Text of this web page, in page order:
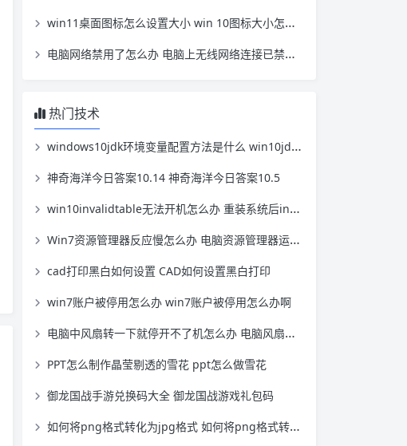
win11桌面图标怎么设置大小 win 10图标大小怎么设置
电脑网络禁用了怎么办 电脑上无线网络连接已禁用怎么办
热门技术
windows10jdk环境变量配置方法是什么 win10jdk环境变量配置教程
神奇海洋今日答案10.14 神奇海洋今日答案10.5
win10invalidtable无法开机怎么办 重装系统后invalid table无法开机
Win7资源管理器反应慢怎么办 电脑资源管理器运行慢
cad打印黑白如何设置 CAD如何设置黑白打印
win7账户被停用怎么办 win7账户被停用怎么办啊
电脑中风扇转一下就停开不了机怎么办 电脑风扇转一会儿停下来 开不了机
PPT怎么制作晶莹剔透的雪花 ppt怎么做雪花
御龙国战手游兑换码大全 御龙国战游戏礼包码
如何将png格式转化为jpg格式 如何将png格式转化为jpg格式文件